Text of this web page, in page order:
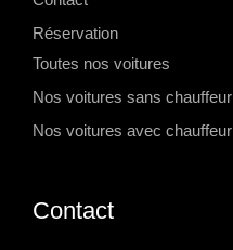
Réservation
Toutes nos voitures
Nos voitures sans chauffeur
Nos voitures avec chauffeur
Contact